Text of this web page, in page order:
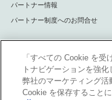
パートナー情報
パートナー制度へのお問合せ
サポート
サポート情報
「すべての Cookie を受
トナビゲーションを強
弊社のマーケティング
Cookie を保存すること